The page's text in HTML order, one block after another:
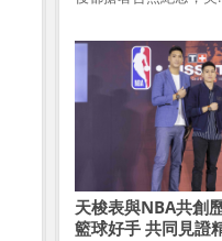
天梭表與NBA共創
籃球好手 共同見證